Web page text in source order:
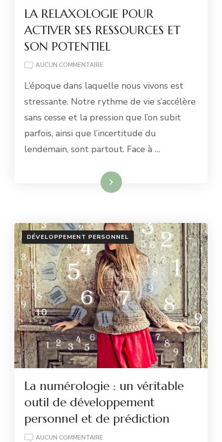
LA RELAXOLOGIE POUR
ACTIVER SES RESSOURCES ET
SON POTENTIEL
AUCUN COMMENTAIRELA
POUR
SES
RESSOURCES
SON
POTENTIEL
L’époque dans laquelle nous vivons est
stressante. Notre rythme de vie s’accélère
sans cesse et la pression que l’on subit
parfois, ainsi que l’incertitude du
lendemain, sont partout. Face à …
Lire la suite
DÉVELOPPEMENT PERSONNEL
La numérologie : un véritable
outil de développement
personnel et de prédiction
AUCUN COMMENTAIRELA